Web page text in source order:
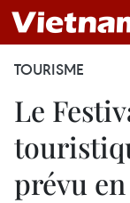
TOURISME
Le
prévu